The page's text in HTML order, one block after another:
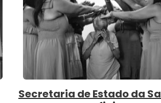
SES direciona